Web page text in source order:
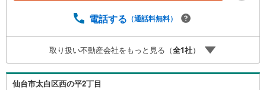
町小学校:徒歩12分・郡山中学校:徒歩13分・ローソン郡山
ラッグ太子堂店:徒歩10分 お問い合わせについて *・当日の
ご予約も承っております！お気軽にお電話下さい！・来社
はもちろん、メールでのご相談、資料請求も大歓迎です ⇒
お電話に抵抗がある方も安心してお問い合わせください
電話する （通話料無料）
取り扱い不動産会社をもっと見る（全1社）
仙台市太白区西の平2丁目